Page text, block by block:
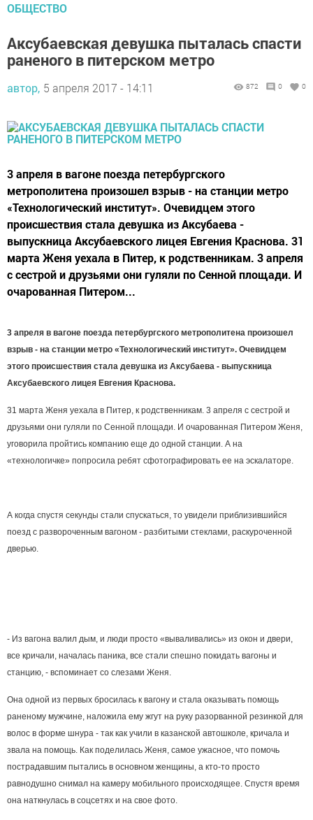
ОБЩЕСТВО
Аксубаевская девушка пыталась спасти
раненого в питерском метро
автор, 5 апреля 2017 - 14:11 872 0 0
3 апреля в вагоне поезда петербургского
метрополитена произошел взрыв - на станции метро
«Технологический институт». Очевидцем этого
происшествия стала девушка из Аксубаева -
выпускница Аксубаевского лицея Евгения Краснова. 31
марта Женя уехала в Питер, к родственникам. 3 апреля
с сестрой и друзьями они гуляли по Сенной площади. И
очарованная Питером...
3 апреля в вагоне поезда петербургского метрополитена произошел
взрыв - на станции метро «Технологический институт». Очевидцем
этого происшествия стала девушка из Аксубаева - выпускница
Аксубаевского лицея Евгения Краснова.
31 марта Женя уехала в Питер, к родственникам. 3 апреля с сестрой и
друзьями они гуляли по Сенной площади. И очарованная Питером Женя,
уговорила пройтись компанию еще до одной станции. А на
«технологичке» попросила ребят сфотографировать ее на эскалаторе.
А когда спустя секунды стали спускаться, то увидели приблизившийся
поезд с развороченным вагоном - разбитыми стеклами, раскуроченной
дверью.
- Из вагона валил дым, и люди просто «вываливались» из окон и двери,
все кричали, началась паника, все стали спешно покидать вагоны и
станцию, - вспоминает со слезами Женя.
Она одной из первых бросилась к вагону и стала оказывать помощь
раненому мужчине, наложила ему жгут на руку разорванной резинкой для
волос в форме шнура - так как учили в казанской автошколе, кричала и
звала на помощь. Как поделилась Женя, самое ужасное, что помочь
пострадавшим пытались в основном женщины, а кто-то просто
равнодушно снимал на камеру мобильного происходящее. Спустя время
она наткнулась в соцсетях и на свое фото.